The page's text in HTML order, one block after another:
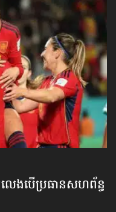
លេង​​បើប្រធានសហព័ន្ធ​